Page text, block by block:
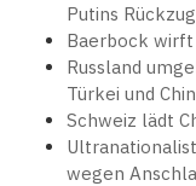
Putins Rückzug
Baerbock
Russland
Türkei und
Schweiz lädt
wegen